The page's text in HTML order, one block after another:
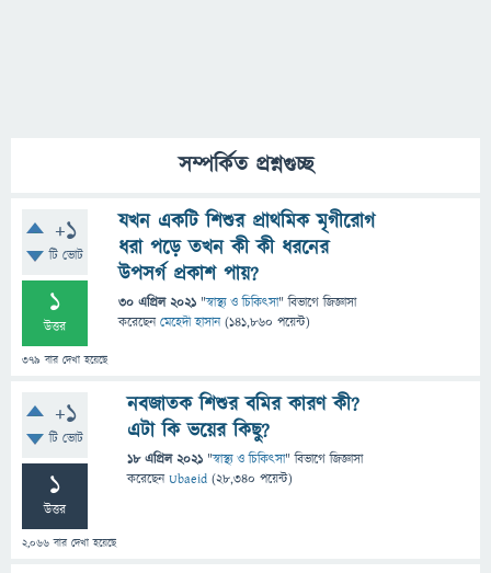
সম্পর্কিত প্রশ্নগুচ্ছ
+1
টি ভোট
1
উত্তর
379 বার দেখা হয়েছে
যখন একটি শিশুর প্রাথমিক মৃগীরোগ
ধরা পড়ে তখন কী কী ধরনের
উপসর্গ প্রকাশ পায়?
30 এপ্রিল 2021 "স্বাস্থ্য ও চিকিৎসা" বিভাগে জিজ্ঞাসা
করেছেনমেহেদী হাসান (141,860 পয়েন্ট)
+1
টি ভোট
1
উত্তর
2,066 বার দেখা হয়েছে
নবজাতক শিশুর বমির কারণ কী?
এটা কি ভয়ের কিছু?
18 এপ্রিল 2021 "স্বাস্থ্য ও চিকিৎসা" বিভাগে জিজ্ঞাসা
করেছেনUbaeid (28,340 পয়েন্ট)